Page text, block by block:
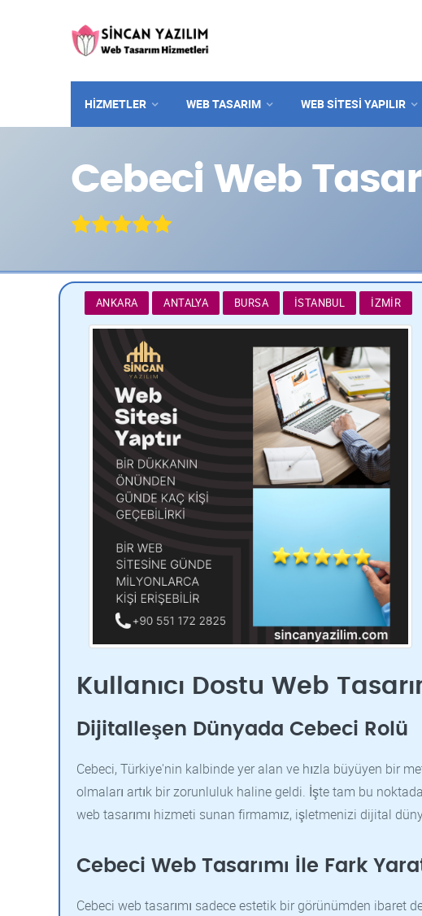
HİZMETLER WEB TASARIM WEB SITESI YAPILIR
Cebeci Web
ANKARA ANTALYA BURSA İSTANBUL İZMIR
Kullanıcı Dostu Web
Dijitalleşen Dünyada Cebeci Rolü
Cebeci, Türkiye'nin kalbinde yer alan ve hızla büyüyen bir
olmaları artık bir zorunluluk haline geldi. İşte tam bu
web tasarımı hizmeti sunan firmamız, işletmenizi dijital
Cebeci Web Tasarımı İle Fark
Cebeci web tasarımı sadece estetik bir görünümden ibaret